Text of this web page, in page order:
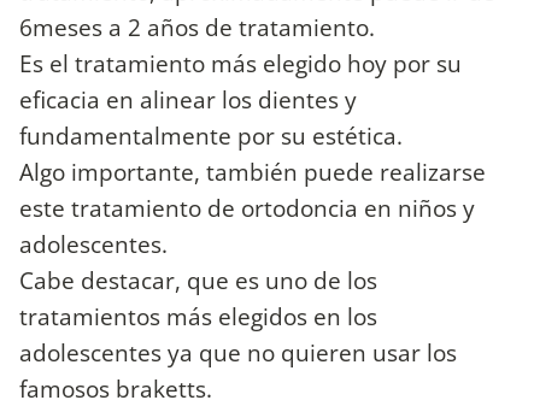
6meses a 2 años de tratamiento.
Es el tratamiento más elegido hoy por su
eficacia en alinear los dientes y
fundamentalmente por su estética.
Algo importante, también puede realizarse
este tratamiento de ortodoncia en niños y
adolescentes.
Cabe destacar, que es uno de los
tratamientos más elegidos en los
adolescentes ya que no quieren usar los
famosos braketts.